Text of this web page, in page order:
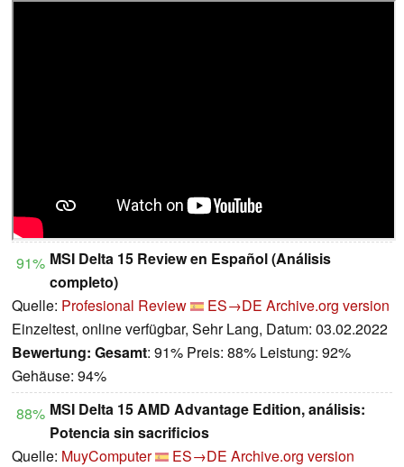
91% MSI Delta 15 Review en Español (Análisis
completo)
Quelle: Profesional Review ES→DE Archive.org version
Einzeltest, online verfügbar, Sehr Lang, Datum: 03.02.2022
Bewertung: Gesamt: 91% Preis: 88% Leistung: 92%
Gehäuse: 94%
88% MSI Delta 15 AMD Advantage Edition, análisis:
Potencia sin sacrificios
Quelle: MuyComputer ES→DE Archive.org version